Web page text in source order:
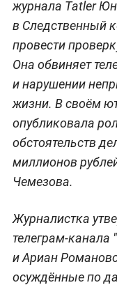
журнала Tatler
в Следственный
провести
Она обвиняет
и нарушении
жизни. В своём
опубликовала
обстоятельств
миллионов
Чемезова.
Журналистка
телеграм-канала
и Ариан
осуждённые по